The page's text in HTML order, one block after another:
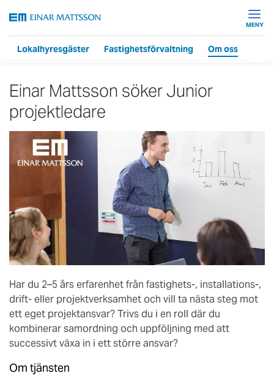
MENY
Lokalhyresgäster Fastighetsförvaltning Om oss
Einar Mattsson söker Junior
projektledare
Har du 2–5 års erfarenhet från fastighets-, installations-,
drift- eller projektverksamhet och vill ta nästa steg mot
ett eget projektansvar? Trivs du i en roll där du
kombinerar samordning och uppföljning med att
successivt växa in i ett större ansvar?
Om tjänsten